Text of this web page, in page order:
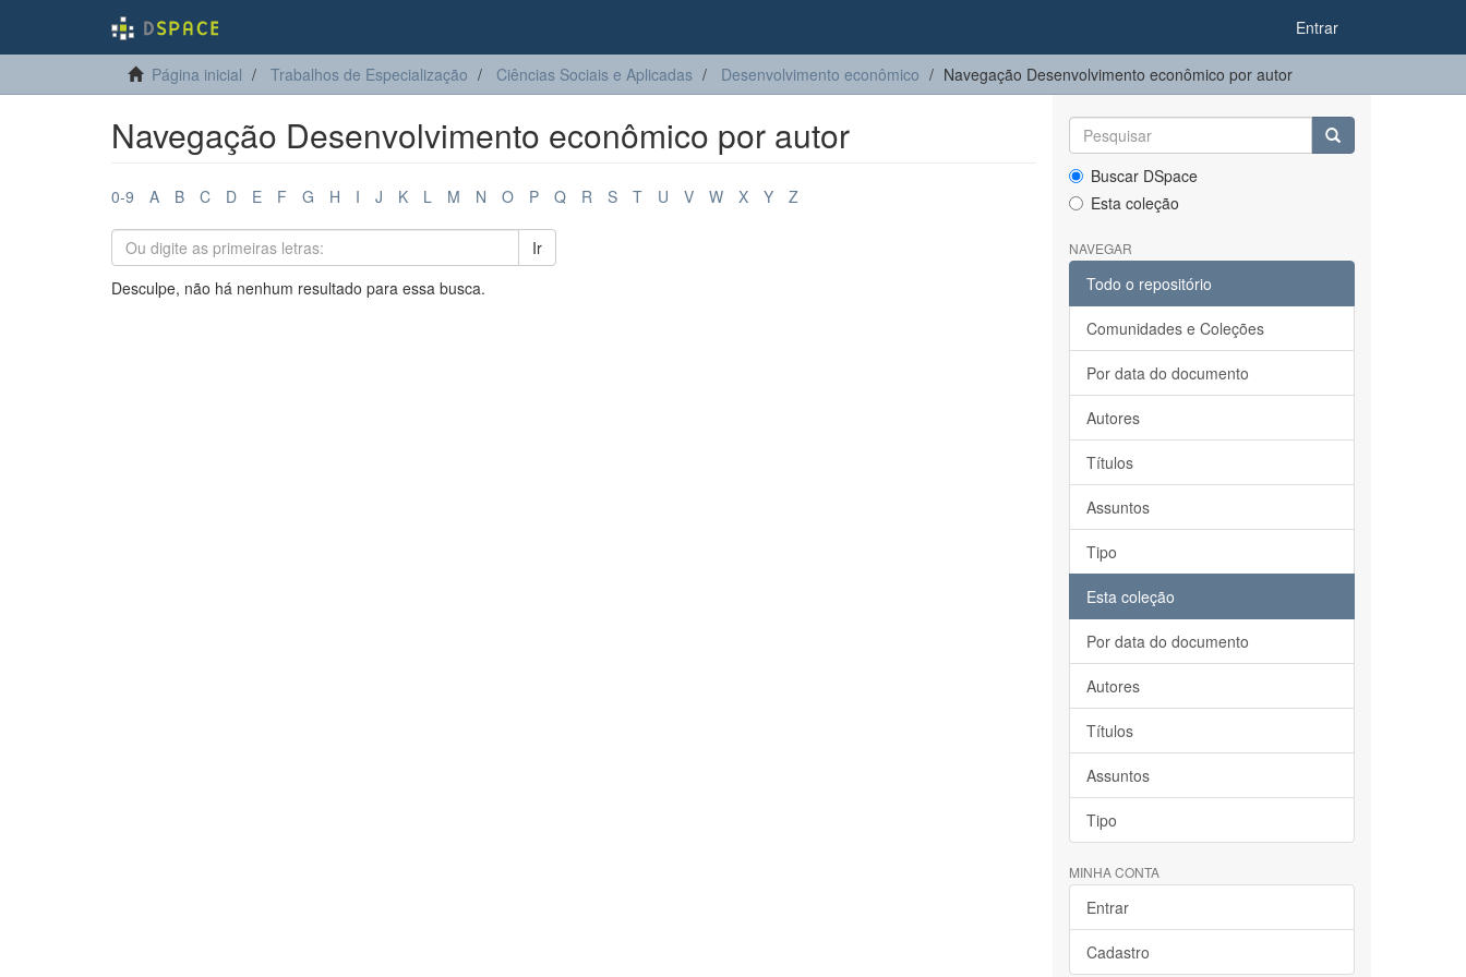
Entrar
Página inicial Trabalhos de Especialização Ciências Sociais e Aplicadas Desenvolvimento econômico Navegação Desenvolvimento econômico por autor
Navegação Desenvolvimento econômico por autor
0-9 A B C D E F G H I J K L M N O P Q R S T U V W X Y Z
Ir
Desculpe, não há nenhum resultado para essa busca.
Buscar DSpace
Esta coleção
NAVEGAR
Todo o repositório
Comunidades e Coleções
Por data do documento
Autores
Títulos
Assuntos
Tipo
Esta coleção
Por data do documento
Autores
Títulos
Assuntos
Tipo
MINHA CONTA
Entrar
Cadastro